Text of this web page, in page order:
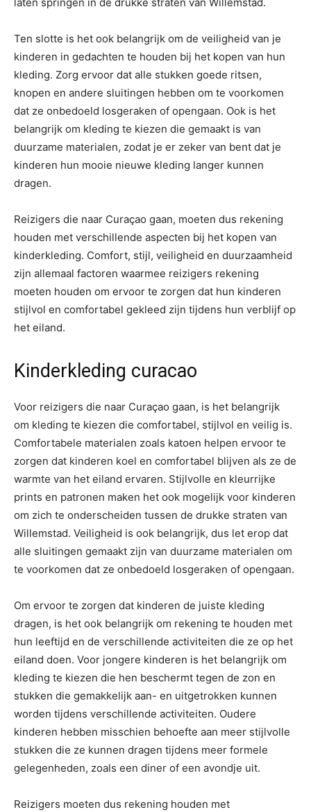
Ten slotte is het ook belangrijk om de veiligheid van je
kinderen in gedachten te houden bij het kopen van hun
kleding. Zorg ervoor dat alle stukken goede ritsen,
knopen en andere sluitingen hebben om te voorkomen
dat ze onbedoeld losgeraken of opengaan. Ook is het
belangrijk om kleding te kiezen die gemaakt is van
duurzame materialen, zodat je er zeker van bent dat je
kinderen hun mooie nieuwe kleding langer kunnen
dragen.
Reizigers die naar Curaçao gaan, moeten dus rekening
houden met verschillende aspecten bij het kopen van
kinderkleding. Comfort, stijl, veiligheid en duurzaamheid
zijn allemaal factoren waarmee reizigers rekening
moeten houden om ervoor te zorgen dat hun kinderen
stijlvol en comfortabel gekleed zijn tijdens hun verblijf op
het eiland.
Kinderkleding curacao
Voor reizigers die naar Curaçao gaan, is het belangrijk
om kleding te kiezen die comfortabel, stijlvol en veilig is.
Comfortabele materialen zoals katoen helpen ervoor te
zorgen dat kinderen koel en comfortabel blijven als ze de
warmte van het eiland ervaren. Stijlvolle en kleurrijke
prints en patronen maken het ook mogelijk voor kinderen
om zich te onderscheiden tussen de drukke straten van
Willemstad. Veiligheid is ook belangrijk, dus let erop dat
alle sluitingen gemaakt zijn van duurzame materialen om
te voorkomen dat ze onbedoeld losgeraken of opengaan.
Om ervoor te zorgen dat kinderen de juiste kleding
dragen, is het ook belangrijk om rekening te houden met
hun leeftijd en de verschillende activiteiten die ze op het
eiland doen. Voor jongere kinderen is het belangrijk om
kleding te kiezen die hen beschermt tegen de zon en
stukken die gemakkelijk aan- en uitgetrokken kunnen
worden tijdens verschillende activiteiten. Oudere
kinderen hebben misschien behoefte aan meer stijlvolle
stukken die ze kunnen dragen tijdens meer formele
gelegenheden, zoals een diner of een avondje uit.
Reizigers moeten dus rekening houden met